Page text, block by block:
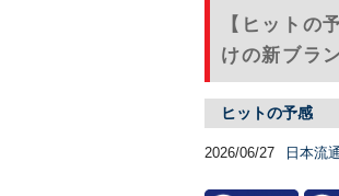
【ヒット
けの新ブラ
ヒットの予感
2026/06/27 日本流